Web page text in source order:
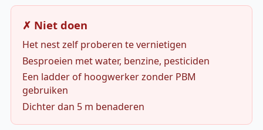
✗ Niet doen
Het nest zelf proberen te vernietigen
Besproeien met water, benzine, pesticiden
Een ladder of hoogwerker zonder PBM
gebruiken
Dichter dan 5 m benaderen